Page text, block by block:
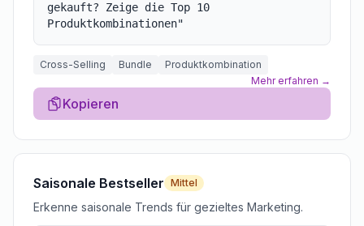
gekauft? Zeige die Top 10
Produktkombinationen"
Cross-Selling Bundle
Produktkombination
Mehr erfahren →
Kopieren
Saisonale Bestseller Mittel
Erkenne saisonale Trends für gezieltes Marketing.